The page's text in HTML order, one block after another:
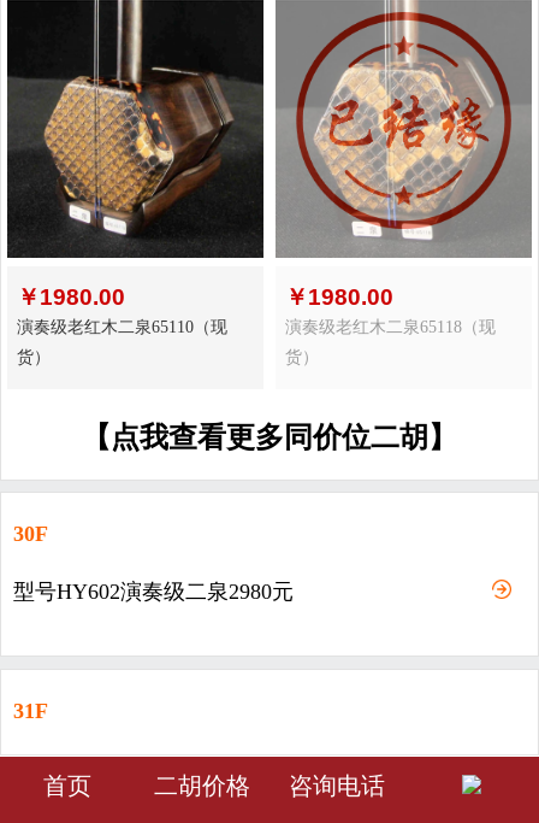
￥1980.00
演奏级老红木二泉65110（现
货）
￥1980.00
演奏级老红木二泉65118（现
货）
【点我查看更多同价位二胡】
30F
型号HY602演奏级二泉2980元
31F
型号HY603-演奏级二泉3980元
󰀁 󰀅
首页 二胡价格 咨询电话